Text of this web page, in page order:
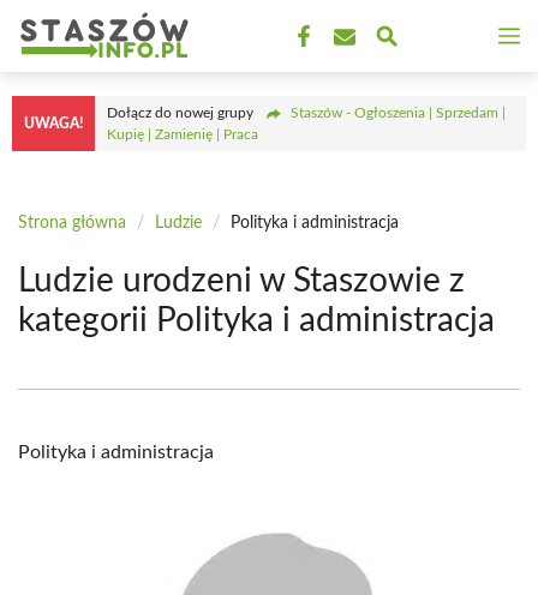
treści
UWAGA!
Dołącz do nowej grupy
Staszów - Ogłoszenia | Sprzedam |
Kupię | Zamienię | Praca
Strona główna / Ludzie / Polityka i administracja
Ludzie urodzeni w Staszowie z
kategorii Polityka i administracja
Polityka i administracja